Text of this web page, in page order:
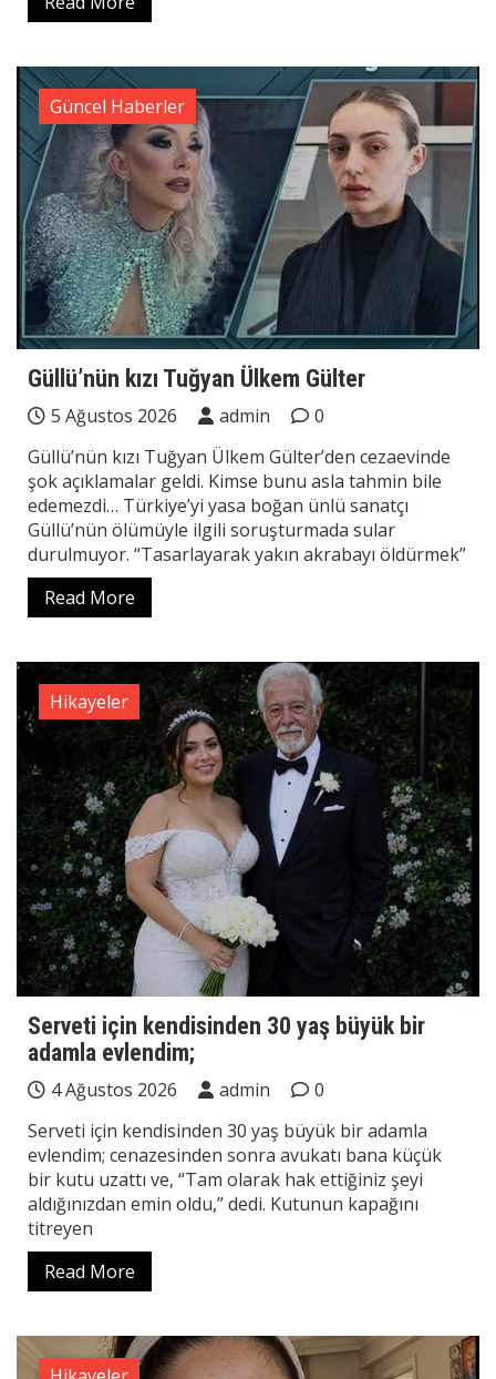
Güncel Haberler
Güllü’nün kızı Tuğyan Ülkem Gülter
5 Ağustos 2026 admin
0
Güllü’nün kızı Tuğyan Ülkem Gülter’den cezaevinde
şok açıklamalar geldi. Kimse bunu asla tahmin bile
edemezdi… Türkiye’yi yasa boğan ünlü sanatçı
Güllü’nün ölümüyle ilgili soruşturmada sular
durulmuyor. “Tasarlayarak yakın akrabayı öldürmek”
Read More
Hikayeler
Serveti için kendisinden 30 yaş büyük bir
adamla evlendim;
4 Ağustos 2026 admin
0
Serveti için kendisinden 30 yaş büyük bir adamla
evlendim; cenazesinden sonra avukatı bana küçük
bir kutu uzattı ve, “Tam olarak hak ettiğiniz şeyi
aldığınızdan emin oldu,” dedi. Kutunun kapağını
titreyen
Read More